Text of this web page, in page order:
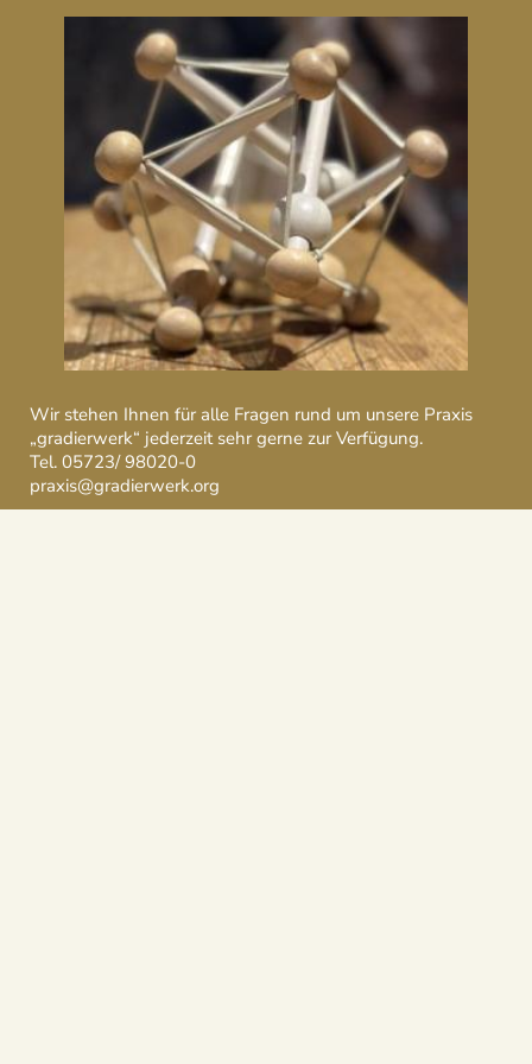
Wir stehen Ihnen für alle Fragen rund um unsere Praxis
„gradierwerk“ jederzeit sehr gerne zur Verfügung.
Tel. 05723/ 98020-0
praxis@gradierwerk.org